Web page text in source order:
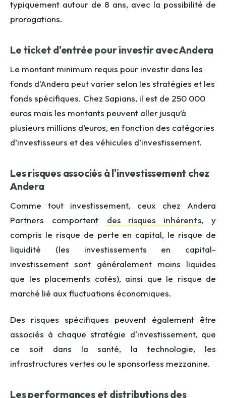
typiquement autour de 8 ans, avec la possibilité de
prorogations.
Le ticket d'entrée pour investir avec Andera
Le montant minimum requis pour investir dans les
fonds d'Andera peut varier selon les stratégies et les
fonds spécifiques. Chez Sapians, il est de 250 000
euros mais les montants peuvent aller jusqu’à
plusieurs millions d’euros, en fonction des catégories
d’investisseurs et des véhicules d’investissement.
Les risques associés à l'investissement chez
Andera
Comme tout investissement, ceux chez Andera
Partners comportent des risques inhérents, y
compris le risque de perte en capital, le risque de
liquidité (les investissements en capital-
investissement sont généralement moins liquides
que les placements cotés), ainsi que le risque de
marché lié aux fluctuations économiques.
Des risques spécifiques peuvent également être
associés à chaque stratégie d'investissement, que
ce soit dans la santé, la technologie, les
infrastructures vertes ou le sponsorless mezzanine.
Les performances et distributions des